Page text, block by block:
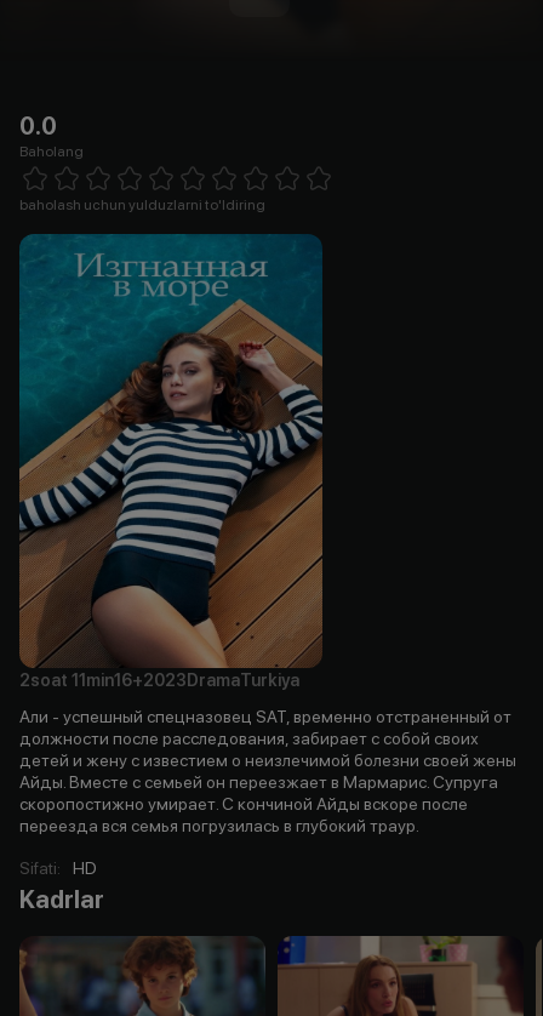
0.0
Baholang
1 Star 2 Stars 3 Stars 4 Stars5 Stars 6 Stars7 Stars8 Stars
baholash uchun yulduzlarni to'ldiring
2soat 11min16+2023 DramaTurkiya
Али - успешный спецназовец SAT, временно отстраненный от
должности после расследования, забирает с собой своих
детей и жену с известием о неизлечимой болезни своей жены
Айды. Вместе с семьей он переезжает в Мармарис. Супруга
скоропостижно умирает. С кончиной Айды вскоре после
переезда вся семья погрузилась в глубокий траур.
Sifati: HD
Kadrlar